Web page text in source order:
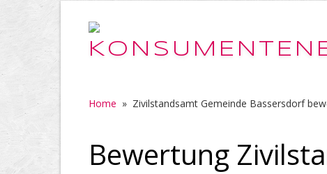
Home » Zivilstandsamt Gemeinde Bassersdorf
Bewertung